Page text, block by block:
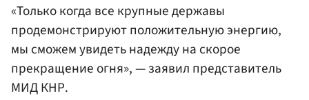
«Только когда все крупные державы
продемонстрируют положительную энергию,
мы сможем увидеть надежду на скорое
прекращение огня», — заявил представитель
МИД КНР.